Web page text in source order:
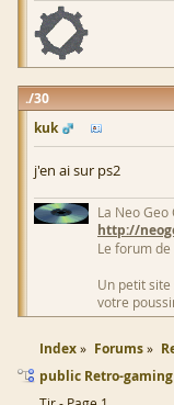
30
kuk
j'en ai sur ps2
La Neo
http://
Le forum
Un petit
votre
Index Forums
public Retro-